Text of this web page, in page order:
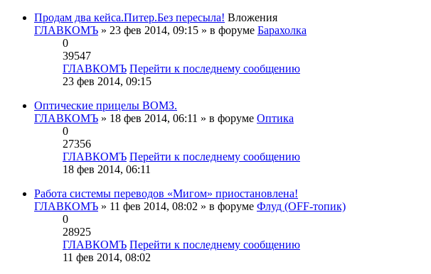
Продам два кейса.Питер.Без пересыла! Вложения
ГЛАВКОМЪ » 23 фев 2014, 09:15 » в форуме Барахолка
0
39547
ГЛАВКОМЪ Перейти к последнему сообщению
23 фев 2014, 09:15
Оптические прицелы ВОМЗ.
ГЛАВКОМЪ » 18 фев 2014, 06:11 » в форуме Оптика
0
27356
ГЛАВКОМЪ Перейти к последнему сообщению
18 фев 2014, 06:11
Работа системы переводов «Мигом» приостановлена!
ГЛАВКОМЪ » 11 фев 2014, 08:02 » в форуме Флуд (OFF-топик)
0
28925
ГЛАВКОМЪ Перейти к последнему сообщению
11 фев 2014, 08:02